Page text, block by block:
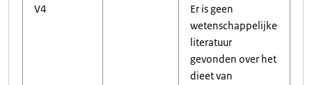
V4
Er is geen
wetenschappelijke
literatuur
gevonden over het
dieet van